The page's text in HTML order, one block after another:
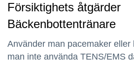
Försiktighets åtgärder
Bäckenbottentränare
Använder man pacemaker eller
man inte använda TENS/EMS